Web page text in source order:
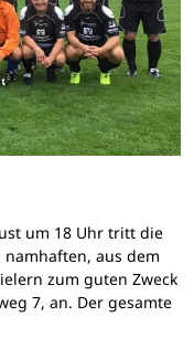
um 18 Uhr tritt die
aus dem
zum guten Zweck
7, an. Der gesamte